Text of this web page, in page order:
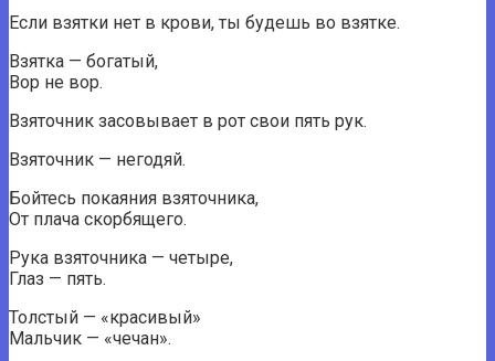
Если взятки нет в крови, ты будешь во взятке.
Взятка — богатый,
Вор не вор.
Взяточник засовывает в рот свои пять рук.
Взяточник — негодяй.
Бойтесь покаяния взяточника,
От плача скорбящего.
Рука взяточника — четыре,
Глаз — пять.
Толстый — «красивый»
Мальчик — «чечан».